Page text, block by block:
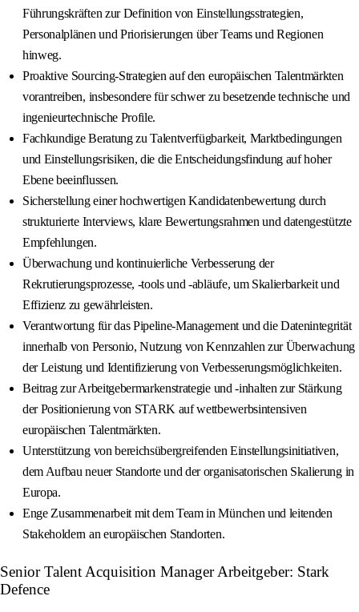
Führungskräften zur Definition von Einstellungsstrategien,
Personalplänen und Priorisierungen über Teams und Regionen
hinweg.
Proaktive Sourcing-Strategien auf den europäischen Talentmärkten
vorantreiben, insbesondere für schwer zu besetzende technische und
ingenieurtechnische Profile.
Fachkundige Beratung zu Talentverfügbarkeit, Marktbedingungen
und Einstellungsrisiken, die die Entscheidungsfindung auf hoher
Ebene beeinflussen.
Sicherstellung einer hochwertigen Kandidatenbewertung durch
strukturierte Interviews, klare Bewertungsrahmen und datengestützte
Empfehlungen.
Überwachung und kontinuierliche Verbesserung der
Rekrutierungsprozesse, -tools und -abläufe, um Skalierbarkeit und
Effizienz zu gewährleisten.
Verantwortung für das Pipeline-Management und die Datenintegrität
innerhalb von Personio, Nutzung von Kennzahlen zur Überwachung
der Leistung und Identifizierung von Verbesserungsmöglichkeiten.
Beitrag zur Arbeitgebermarkenstrategie und -inhalten zur Stärkung
der Positionierung von STARK auf wettbewerbsintensiven
europäischen Talentmärkten.
Unterstützung von bereichsübergreifenden Einstellungsinitiativen,
dem Aufbau neuer Standorte und der organisatorischen Skalierung in
Europa.
Enge Zusammenarbeit mit dem Team in München und leitenden
Stakeholdern an europäischen Standorten.
Senior Talent Acquisition Manager Arbeitgeber: Stark
Defence